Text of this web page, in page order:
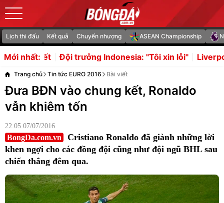
Lịch thi đấu Kết quả Chuyển nhượng ASEAN Championship
Mới nhất:
trưởng Indonesia: "Tôi xin lỗi" Liverpool chốt 115 triệu
Trang chủ Tin tức EURO 2016 Bài viết
Đưa BĐN vào chung kết, Ronaldo
vẫn khiêm tốn
22:05 07/07/2016
BongDa.com.vn
Cristiano Ronaldo đã giành những lời
khen ngợi cho các đồng đội cũng như đội ngũ BHL sau
chiến thắng đêm qua.